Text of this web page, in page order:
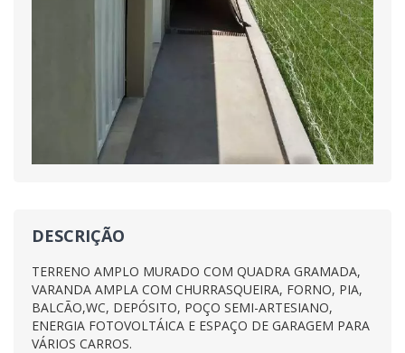
DESCRIÇÃO
TERRENO AMPLO MURADO COM QUADRA GRAMADA,
VARANDA AMPLA COM CHURRASQUEIRA, FORNO, PIA,
BALCÃO,WC, DEPÓSITO, POÇO SEMI-ARTESIANO,
ENERGIA FOTOVOLTÁICA E ESPAÇO DE GARAGEM PARA
VÁRIOS CARROS.